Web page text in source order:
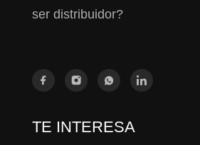
ser distribuidor?
TE INTERESA